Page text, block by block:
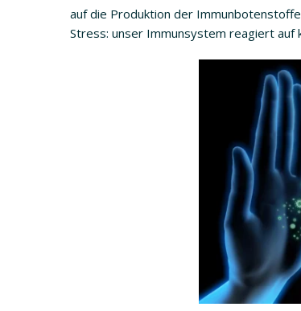
auf die Produktion der
Stress: unser Immunsystem reagiert auf